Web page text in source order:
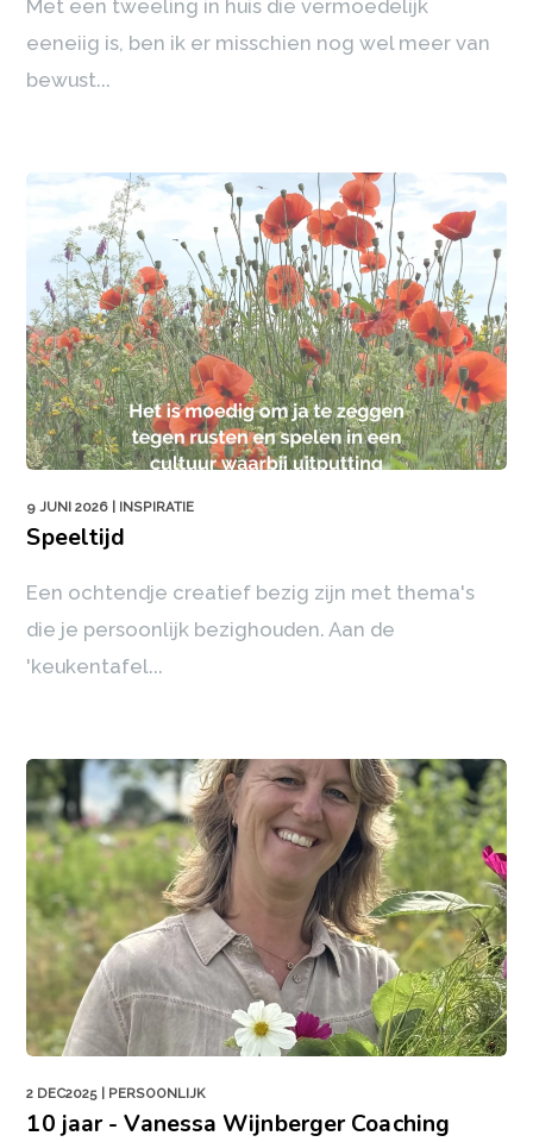
Met een tweeling in huis die vermoedelijk
eeneiig is, ben ik er misschien nog wel meer van
bewust...
9 JUNI 2026 | INSPIRATIE
Speeltijd
Een ochtendje creatief bezig zijn met thema's
die je persoonlijk bezighouden. Aan de
'keukentafel...
2 DEC2025 | PERSOONLIJK
10 jaar - Vanessa Wijnberger Coaching